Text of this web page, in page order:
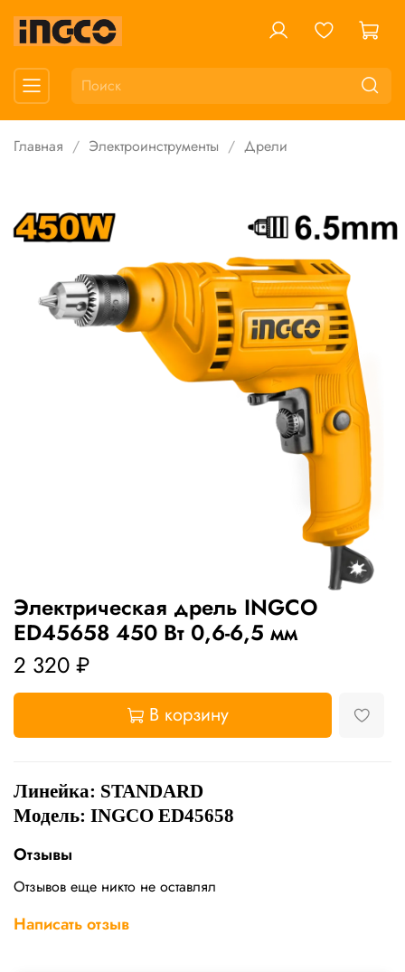
Главная Электроинструменты Дрели
Электрическая дрель INGCO
ED45658 450 Вт 0,6-6,5 мм
2 320 ₽
В корзину
Линейка: STANDARD
Модель: INGCO ED45658
Отзывы
Отзывов еще никто не оставлял
Написать отзыв